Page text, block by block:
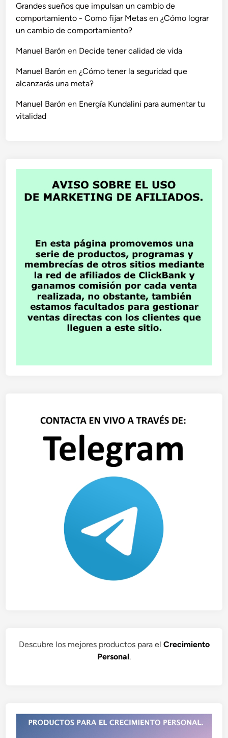
Grandes sueños que impulsan un cambio de
comportamiento - Como fijar Metas en¿Cómo lograr
un cambio de comportamiento?
Manuel Barón en Decide tener calidad de vida
Manuel Barón en¿Cómo tener la seguridad que
alcanzarás una meta?
Manuel Barón en Energía Kundalini para aumentar tu
vitalidad
Descubre los mejores productos para el Crecimiento
Personal.